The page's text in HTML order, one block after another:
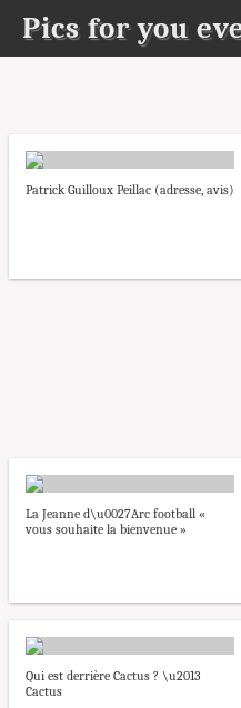
Pics for you
Patrick Guilloux Peillac (adresse, avis)
La Jeanne d\u0027Arc football «
vous souhaite la bienvenue »
Qui est derrière Cactus ? \u2013
Cactus